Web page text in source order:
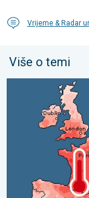
Vrijeme & Radar
Više o temi
Oštri kontrasti u